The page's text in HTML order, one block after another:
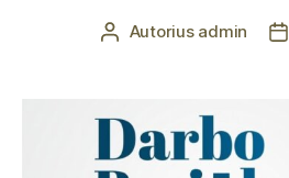
ĮrašoAutorius admin